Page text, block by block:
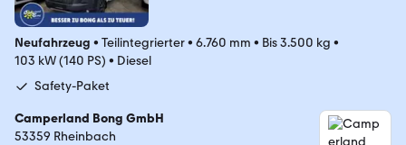
Neufahrzeug • Teilintegrierter• 6.760 mm • Bis 3.500 kg •
103 kW (140 PS) • Diesel
Safety-Paket
Camperland Bong GmbH
53359 Rheinbach